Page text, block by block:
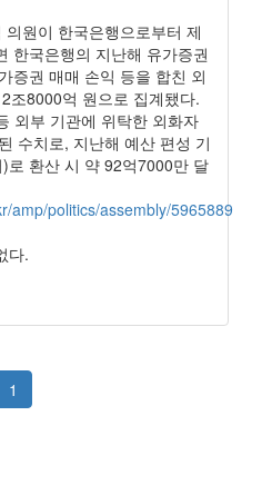
원이 한국은행으로부터 제
한국은행의 지난해 유가증권
증권 매매 손익 등을 합친 외
조8000억 원으로 집계됐다.
외부 기관에 위탁한 외화자
수치로, 지난해 예산 편성 기
로 환산 시 약 92억7000만 달
amp/politics/assembly/5965889
다.
1